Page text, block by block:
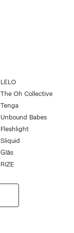
LELO
The Oh Collective
Tenga
Unbound Babes
Fleshlight
Sliquid
Gläs
RIZE